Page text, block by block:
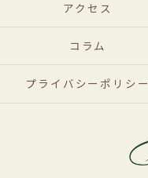
アクセス
コラム
プライバシーポリシー